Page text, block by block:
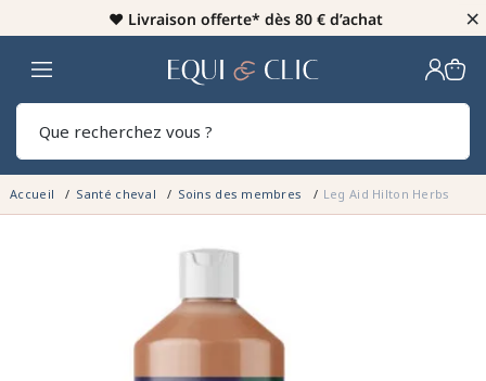
♥️ Livraison offerte* dès 80 € d’achat ×
Home
Accueil Santé cheval Soins des membres Leg Aid Hilton Herbs